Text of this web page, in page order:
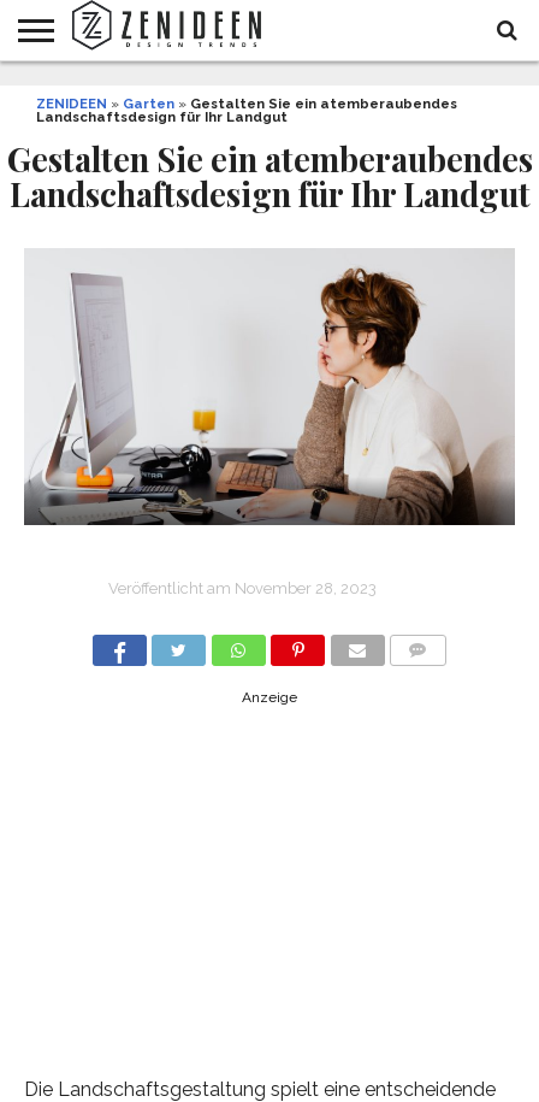
INNENDESIGN
ARCHITEKTUR
GARTEN
UND
LIFESTYLE
DEKO
&
DIY
STYLE
REZEPTE
GESUNDHEIT
WEIHNACHTEN
ZENIDEEN » Garten » Gestalten Sie ein atemberaubendes
Landschaftsdesign für Ihr Landgut
Gestalten Sie ein atemberaubendes
Landschaftsdesign für Ihr Landgut
Veröffentlicht am November 28, 2023
Anzeige
Die Landschaftsgestaltung spielt eine entscheidende